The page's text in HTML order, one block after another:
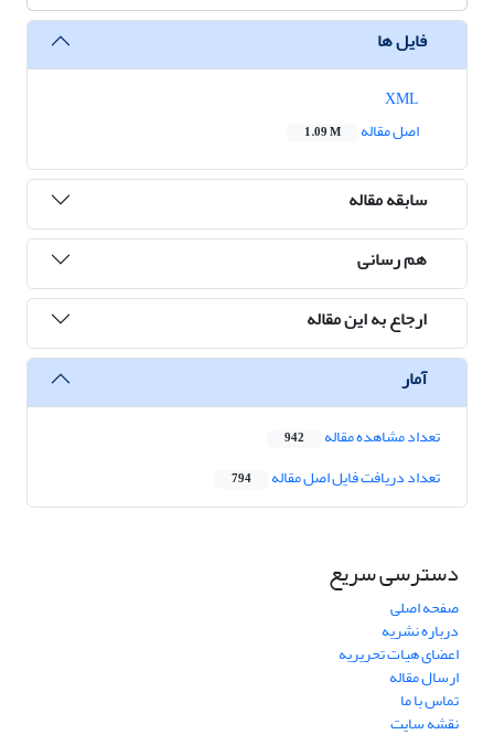
فایل ها
اصل مقاله
1.09 M
سابقه مقاله
هم رسانی
ارجاع به این مقاله
آمار
تعداد مشاهده مقاله 942
تعداد دریافت فایل اصل مقاله 794
دسترسی سریع
صفحه اصلی
درباره نشریه
اعضای هیات تحریریه
ارسال مقاله
تماس با ما
نقشه سایت